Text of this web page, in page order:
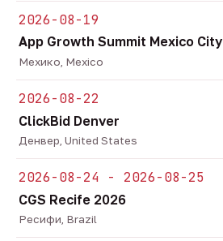
2026-08-19
App Growth Summit Mexico City
Мехико, Mexico
2026-08-22
ClickBid Denver
Денвер, United States
2026-08-24 - 2026-08-25
CGS Recife 2026
Ресифи, Brazil